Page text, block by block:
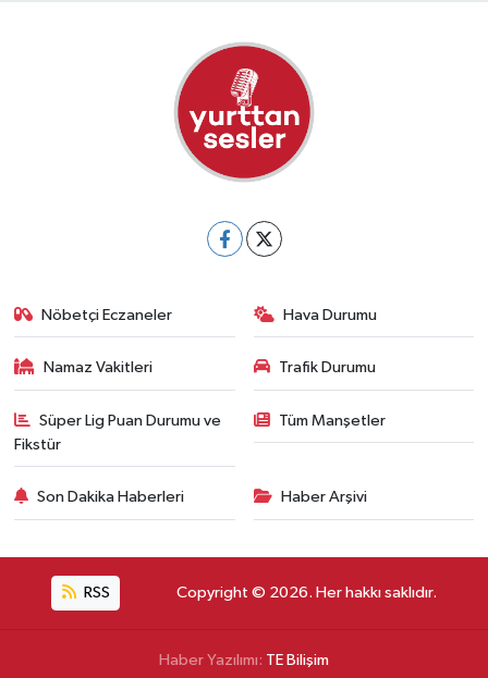
Nöbetçi Eczaneler Hava Durumu
Namaz Vakitleri Trafik Durumu
Süper Lig Puan Durumu ve
Fikstür
Tüm Manşetler
Son Dakika Haberleri Haber Arşivi
RSS Copyright © 2026. Her hakkı saklıdır.
Haber Yazılımı: TE Bilişim